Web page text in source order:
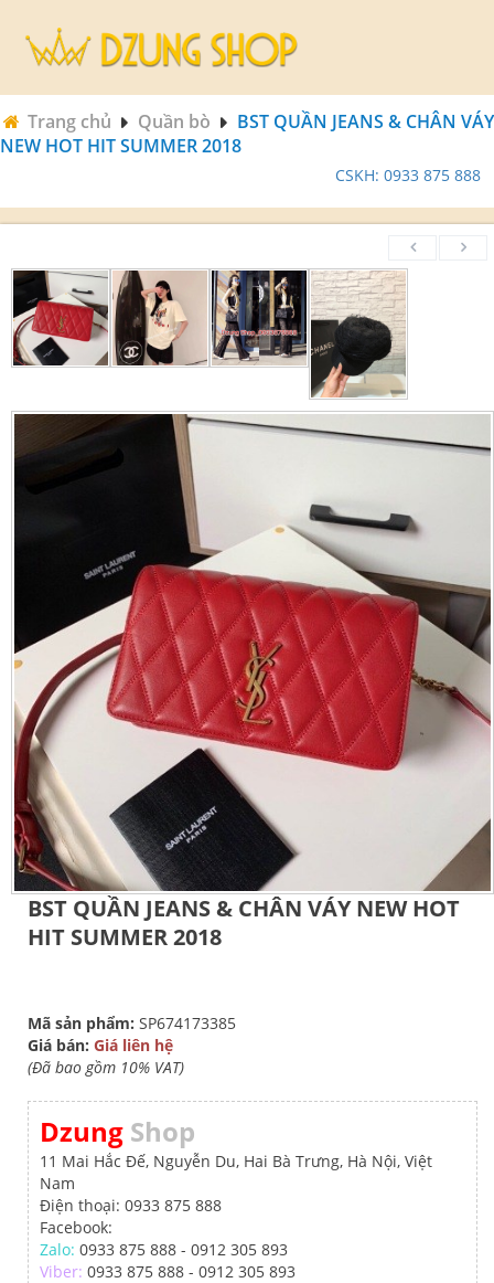
Trang chủ Quần bò
BST QUẦN JEANS & CHÂN VÁY
NEW HOT HIT SUMMER 2018
CSKH: 0933 875 888
BST QUẦN JEANS & CHÂN VÁY NEW HOT
HIT SUMMER 2018
Mã sản phẩm: SP674173385
Giá bán: Giá liên hệ
(Đã bao gồm 10% VAT)
Dzung Shop
11 Mai Hắc Đế, Nguyễn Du, Hai Bà Trưng, Hà Nội, Việt
Nam
Điện thoại: 0933 875 888
Facebook:
Zalo: 0933 875 888 - 0912 305 893
Viber: 0933 875 888 - 0912 305 893